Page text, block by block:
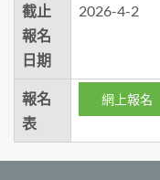
截止
報名
日期
2026-4-2
報名
表
網上報名